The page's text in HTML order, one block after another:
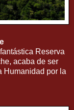
Reserva
acaba de ser
Humanidad por la